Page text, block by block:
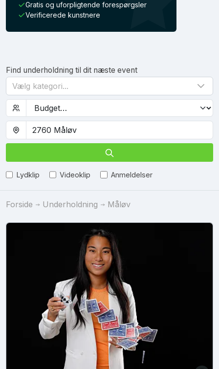
Gratis og uforpligtende forespørgsler
Verificerede kunstnere
Find underholdning til dit næste event
Vælg kategori...
Lydklip Videoklip Anmeldelser
Forside Underholdning Måløv